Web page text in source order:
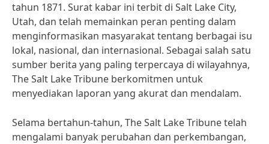
tahun 1871. Surat kabar ini terbit di Salt Lake City,
Utah, dan telah memainkan peran penting dalam
menginformasikan masyarakat tentang berbagai isu
lokal, nasional, dan internasional. Sebagai salah satu
sumber berita yang paling terpercaya di wilayahnya,
The Salt Lake Tribune berkomitmen untuk
menyediakan laporan yang akurat dan mendalam.
Selama bertahun-tahun, The Salt Lake Tribune telah
mengalami banyak perubahan dan perkembangan,